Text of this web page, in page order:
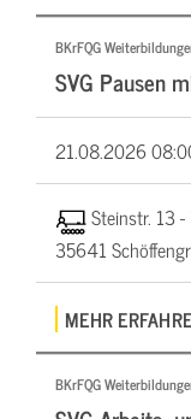
BKrFQG
SVG Pausen
21.08.2026
Steinstr. 13 -
35641
MEHR
BKrFQG